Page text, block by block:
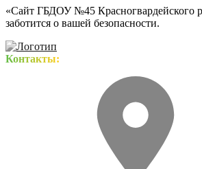
«Сайт ГБДОУ №45 Красногвардейского
заботится о вашей безопасности.
Контакты: